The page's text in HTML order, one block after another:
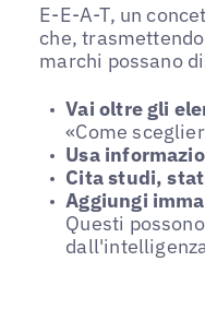
E-E-A-T, un
che,
marchi possano
Vai oltre gli
«Come
Usa
Cita studi,
Aggiungi
Questi